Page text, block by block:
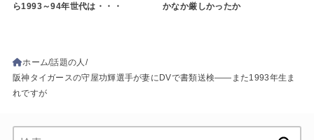
ら1993～94年世代は・・・
かなか厳しかったか
ホーム 話題の人
阪神タイガースの守屋功輝選手が妻にDVで書類送検――また1993年生ま
れですが